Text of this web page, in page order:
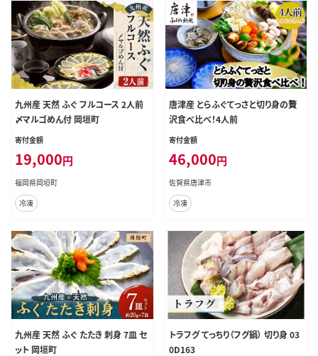
九州産 天然 ふぐ フルコース 2人前
〆マルゴめん付 岡垣町
寄付金額
19,000円
福岡県岡垣町
冷凍
唐津産 とらふぐてっさと切り身の贅
沢食べ比べ！4人前
寄付金額
46,000円
佐賀県唐津市
冷凍
九州産 天然 ふぐ たたき 刺身 7皿 セ
ット 岡垣町
トラフグ てっちり（フグ鍋） 切り身 03
0D163